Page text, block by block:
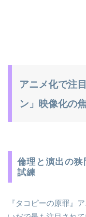
アニメ化で注
ン」映像化の
倫理と演出の
試練
『タコピーの原罪』